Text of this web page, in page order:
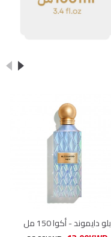
بلو دايموند - أكوا 150 مل